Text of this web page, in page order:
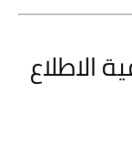
الاطلاع